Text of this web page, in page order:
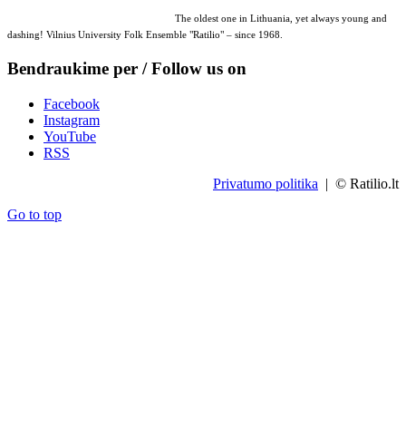
The oldest one in Lithuania, yet always young and
dashing! Vilnius University Folk Ensemble "Ratilio" – since 1968.
Bendraukime per / Follow us on
Facebook
Instagram
YouTube
RSS
Privatumo politika | © Ratilio.lt
Go to top